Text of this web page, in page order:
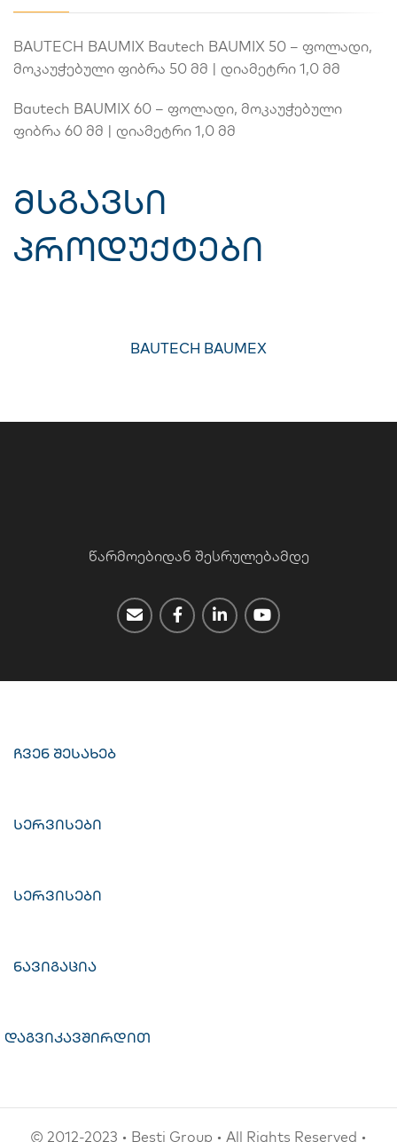
BAUTECH BAUMIX Bautech BAUMIX 50 – ფოლადი,
მოკაუჭებული ფიბრა 50 მმ | დიამეტრი 1,0 მმ
Bautech BAUMIX 60 – ფოლადი, მოკაუჭებული
ფიბრა 60 მმ | დიამეტრი 1,0 მმ
მსგავსი
პროდუქტები
BAUTECH BAUMEX
წარმოებიდან შესრულებამდე
ჩვენ შესახებ
სერვისები
სერვისები
ნავიგაცია
დაგვიკავშირდით
© 2012-2023 • Besti Group • All Rights Reserved •